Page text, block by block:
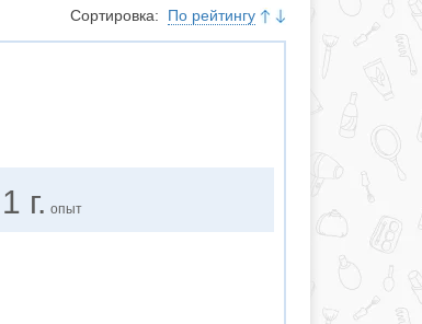
Сортировка: По рейтингу
1 г. опыт